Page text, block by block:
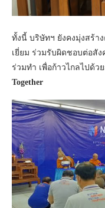
ทั้งนี้ บริษัทฯ ยังคงมุ่งสร้า
เยี่ยม ร่วมรับผิดชอบต่อสั
ร่วมทำ เพื่อก้าวไกลไปด้ว
Together